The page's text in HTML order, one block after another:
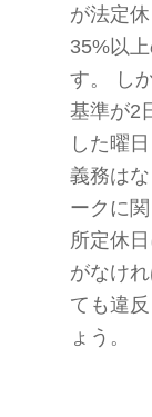
が法定
35%以
す。 し
基準が2
した曜
義務は
ークに
所定休
がなけ
ても違
ょう。